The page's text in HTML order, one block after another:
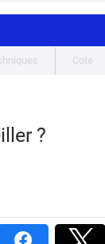
Cote
?